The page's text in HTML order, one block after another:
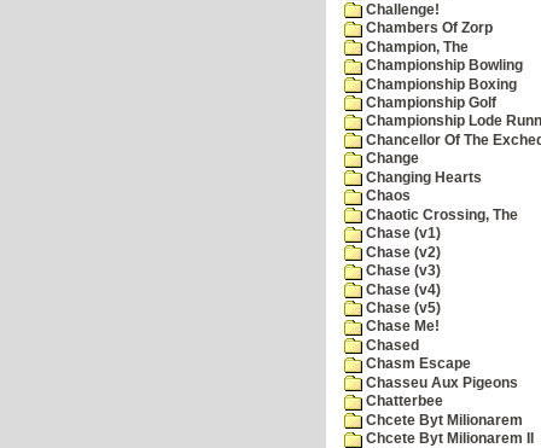
Challenge!
Chambers Of Zorp
Champion, The
Championship Bowling
Championship Boxing
Championship Golf
Championship Lode
Chancellor Of The
Change
Changing Hearts
Chaos
Chaotic Crossing, The
Chase (v1)
Chase (v2)
Chase (v3)
Chase (v4)
Chase (v5)
Chase Me!
Chased
Chasm Escape
Chasseu Aux Pigeons
Chatterbee
Chcete Byt Milionarem
Chcete Byt Milionarem II